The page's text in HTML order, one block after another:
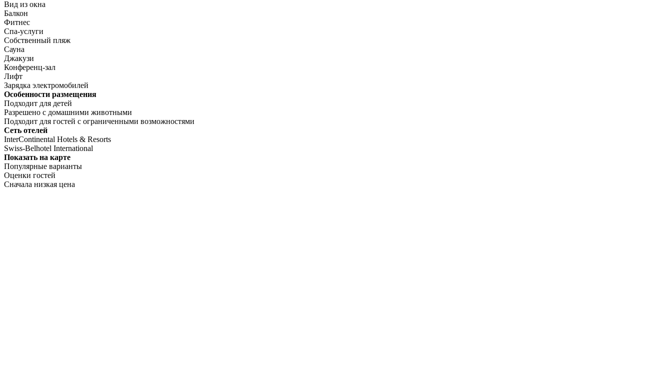
Вид из окна
Балкон
Фитнес
Спа-услуги
Собственный пляж
Сауна
Джакузи
Конференц-зал
Лифт
Зарядка электромобилей
Особенности размещения
Подходит для детей
Разрешено с домашними животными
Подходит для гостей с ограниченными возможностями
Сеть отелей
InterContinental Hotels & Resorts
Swiss-Belhotel International
Показать на карте
Популярные варианты
Оценки гостей
Сначала низкая цена